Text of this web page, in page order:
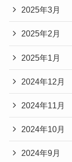
2025年3月
2025年2月
2025年1月
2024年12月
2024年11月
2024年10月
2024年9月